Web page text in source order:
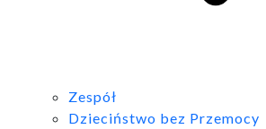
Zespół
Dzieciństwo bez Przemocy